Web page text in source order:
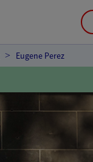
Eugene Perez